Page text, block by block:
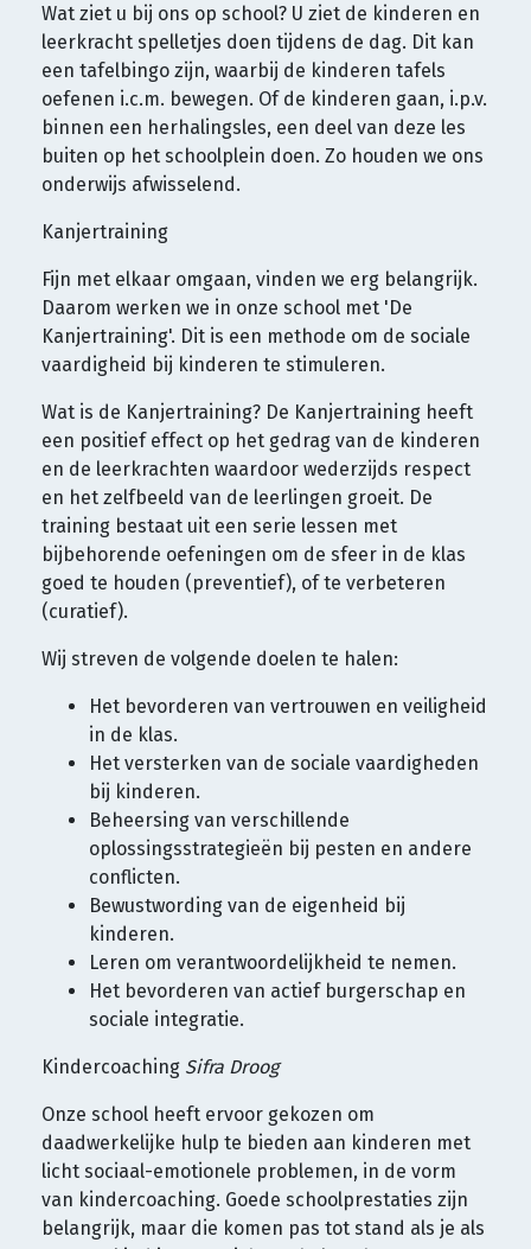
Wat ziet u bij ons op school? U ziet de kinderen en
leerkracht spelletjes doen tijdens de dag. Dit kan
een tafelbingo zijn, waarbij de kinderen tafels
oefenen i.c.m. bewegen. Of de kinderen gaan, i.p.v.
binnen een herhalingsles, een deel van deze les
buiten op het schoolplein doen. Zo houden we ons
onderwijs afwisselend.
Kanjertraining
Fijn met elkaar omgaan, vinden we erg belangrijk.
Daarom werken we in onze school met 'De
Kanjertraining'. Dit is een methode om de sociale
vaardigheid bij kinderen te stimuleren.
Wat is de Kanjertraining? De Kanjertraining heeft
een positief effect op het gedrag van de kinderen
en de leerkrachten waardoor wederzijds respect
en het zelfbeeld van de leerlingen groeit. De
training bestaat uit een serie lessen met
bijbehorende oefeningen om de sfeer in de klas
goed te houden (preventief), of te verbeteren
(curatief).
Wij streven de volgende doelen te halen:
Het bevorderen van vertrouwen en veiligheid
in de klas.
Het versterken van de sociale vaardigheden
bij kinderen.
Beheersing van verschillende
oplossingsstrategieën bij pesten en andere
conflicten.
Bewustwording van de eigenheid bij
kinderen.
Leren om verantwoordelijkheid te nemen.
Het bevorderen van actief burgerschap en
sociale integratie.
Kindercoaching Sifra Droog
Onze school heeft ervoor gekozen om
daadwerkelijke hulp te bieden aan kinderen met
licht sociaal-emotionele problemen, in de vorm
van kindercoaching. Goede schoolprestaties zijn
belangrijk, maar die komen pas tot stand als je als